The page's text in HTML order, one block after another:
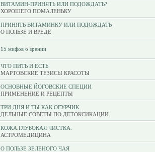
ВИТАМИН-ПРИНЯТЬ ИЛИ ПОДОЖДАТЬ?
ХОРОШЕГО ПОМАЛЕНЬКУ
ПРИНЯТЬ ВИТАМИНКУ ИЛИ ПОДОЖДАТЬ
О ПОЛЬЗЕ И ВРЕДЕ
15 мифов о зрении
ЧТО ПИТЬ И ЕСТЬ
МАРТОВСКИЕ ТЕЗИСЫ КРАСОТЫ
ОСНОВНЫЕ ЙОГОВСКИЕ СПЕЦИИ
ПРИМЕНЕНИЕ И РЕЦЕПТЫ
ТРИ ДНЯ И ТЫ КАК ОГУРЧИК
ДЕЛЬНЫЕ СОВЕТЫ ПО ДЕТОКСИКАЦИИ
КОЖА.ГЛУБОКАЯ ЧИСТКА.
АСТРОМЕДИЦИНА
О ПОЛЬЗЕ ЗЕЛЕНОГО ЧАЯ